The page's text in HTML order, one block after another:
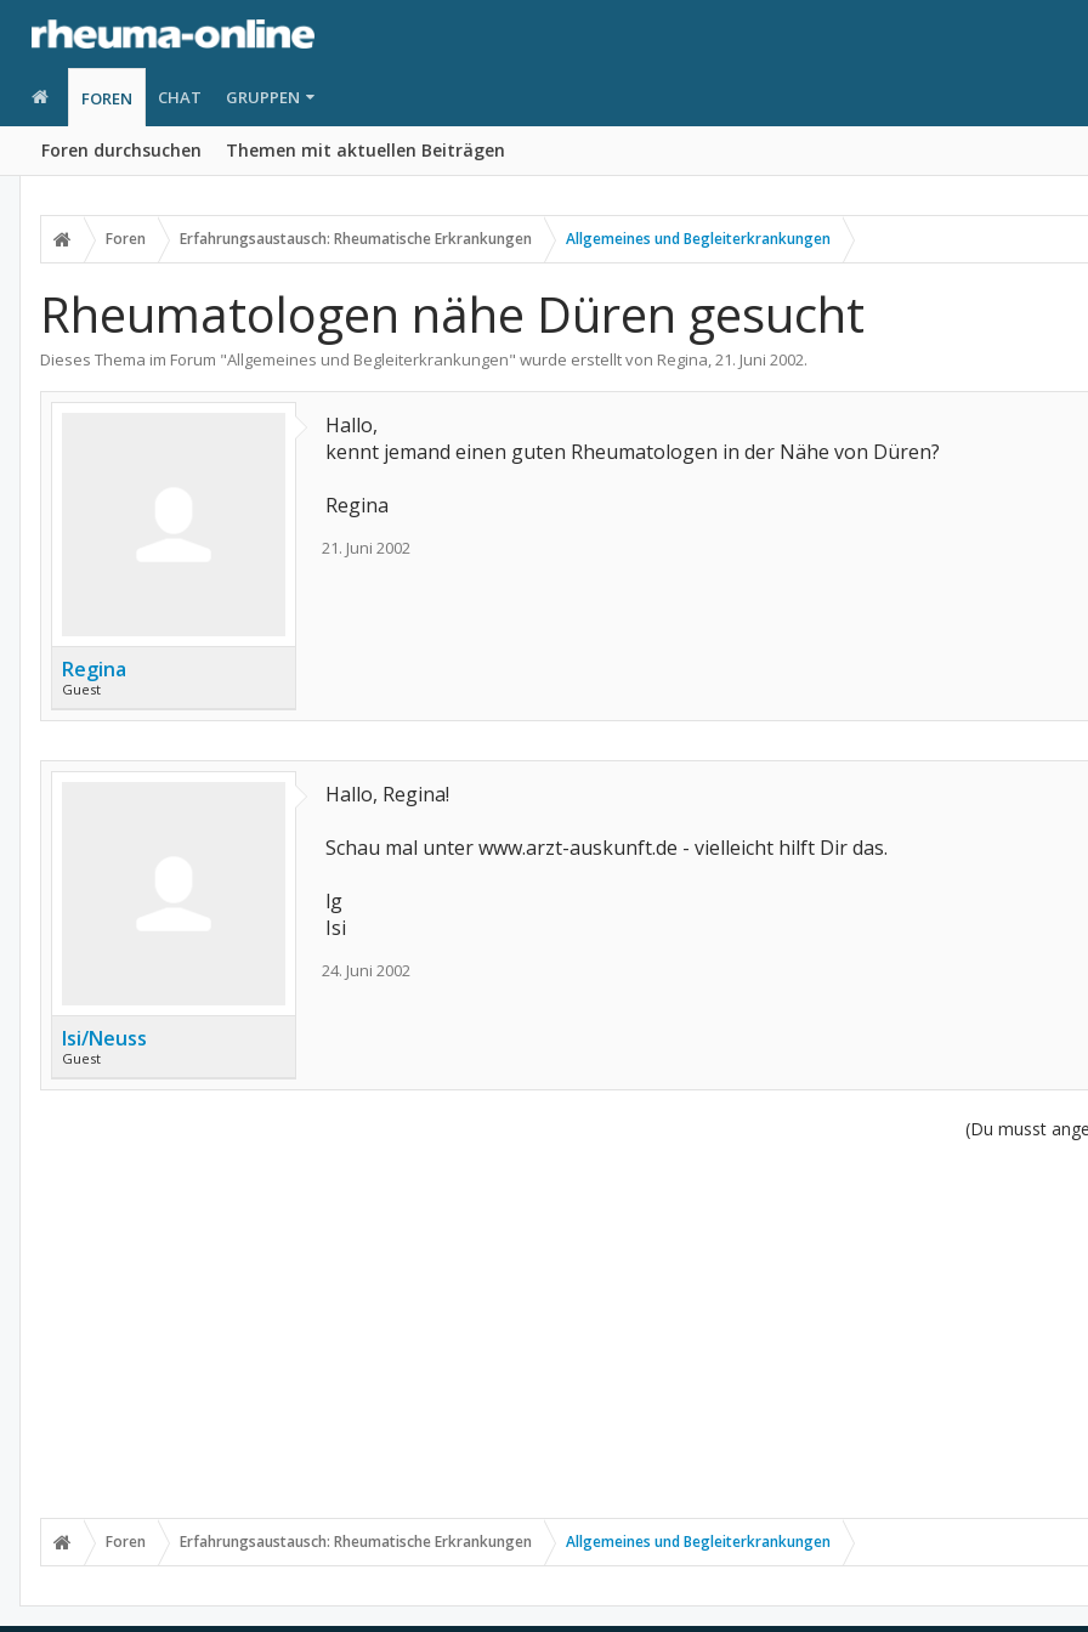
FOREN
Foren durchsuchen Themen mit aktuellen Beiträgen
CHAT GRUPPEN
Foren Erfahrungsaustausch: Rheumatische Erkrankungen Allgemeines und Begleiterkrankungen
Rheumatologen nähe Düren gesucht
Dieses Thema im Forum "Allgemeines und Begleiterkrankungen" wurde erstellt von Regina,21. Juni 2002.
Regina
Guest
Hallo,
kennt jemand einen guten Rheumatologen in der Nähe von Düren?
Regina
21. Juni 2002
Isi/Neuss
Guest
Hallo, Regina!
Schau mal unter www.arzt-auskunft.de - vielleicht hilft Dir das.
lg
Isi
24. Juni 2002
(Du musst
Foren Erfahrungsaustausch: Rheumatische Erkrankungen Allgemeines und Begleiterkrankungen